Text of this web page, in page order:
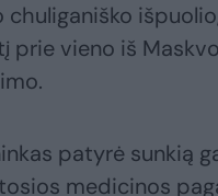
chuliganiško
prie vieno iš
patyrė sunkią
medicinos